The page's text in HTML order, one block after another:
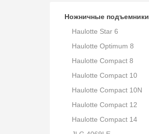
Ножничные подъемники
Haulotte Star 6
Haulotte Optimum 8
Haulotte Compact 8
Haulotte Compact 10
Haulotte Compact 10N
Haulotte Compact 12
Haulotte Compact 14